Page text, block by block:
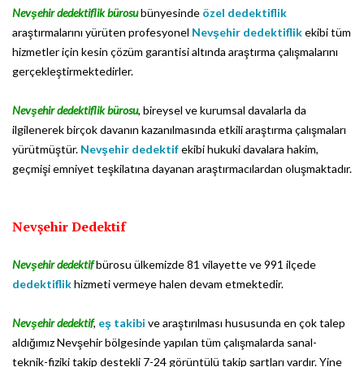
Nevşehir dedektiflik bürosubünyesinde özel dedektiflik
araştırmalarını yürüten profesyonel Nevşehir dedektiflikekibi tüm
hizmetler için kesin çözüm garantisi altında araştırma çalışmalarını
gerçekleştirmektedirler.
Nevşehir dedektiflik bürosu, bireysel ve kurumsal davalarla da
ilgilenerek birçok davanın kazanılmasında etkili araştırma çalışmaları
yürütmüştür. Nevşehir dedektifekibi hukuki davalara hakim,
geçmişi emniyet teşkilatına dayanan araştırmacılardan oluşmaktadır.
Nevşehir Dedektif
Nevşehir dedektifbürosu ülkemizde 81 vilayette ve 991 ilçede
dedektiflikhizmeti vermeye halen devam etmektedir.
Nevşehir dedektif, eş takibi ve araştırılması hususunda en çok talep
aldığımız Nevşehir bölgesinde yapılan tüm çalışmalarda sanal-
teknik-fiziki takip destekli 7-24 görüntülü takip şartları vardır. Yine